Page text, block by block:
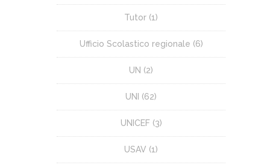
Tutor (1)
Ufficio Scolastico regionale (6)
UN (2)
UNI (62)
UNICEF(3)
USAV (1)